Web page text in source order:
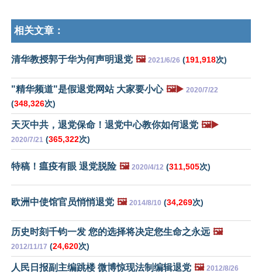
相关文章：
清华教授郭于华为何声明退党 🖼️ 2021/6/26 (191,918次)
"精华频道"是假退党网站 大家要小心 🖼️▶️ 2020/7/22
(348,326次)
天灭中共，退党保命！退党中心教你如何退党 🖼️▶️
2020/7/21 (365,322次)
特稿！瘟疫有眼 退党脱险 🖼️ 2020/4/12 (311,505次)
欧洲中使馆官员悄悄退党 🖼️ 2014/8/10 (34,269次)
历史时刻千钧一发 您的选择将决定您生命之永远 🖼️
2012/11/17 (24,620次)
人民日报副主编跳楼 微博惊现法制编辑退党 🖼️ 2012/8/26